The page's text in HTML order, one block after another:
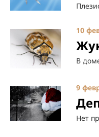
10
В
9
Нет